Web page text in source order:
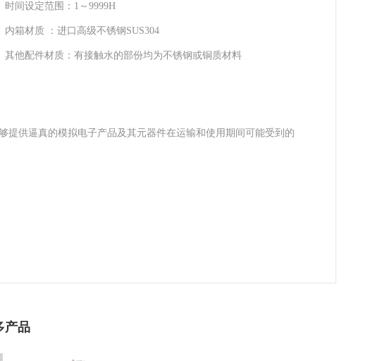
时间设定范围： 1～9999H
内箱材质 ： 进口高级不锈钢SUS304
其他配件材质： 有接触水的部份均为不锈钢或铜质材料
供逼真的模拟电子产品及其元器件在运输和使用期间可能受到的
产品